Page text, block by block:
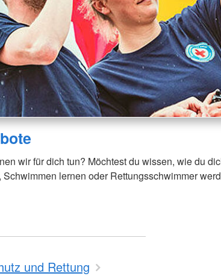
wir für dich tun? Möchtest du wissen, wie du
Schwimmen lernen oder Rettungsschwimmer
und Rettung